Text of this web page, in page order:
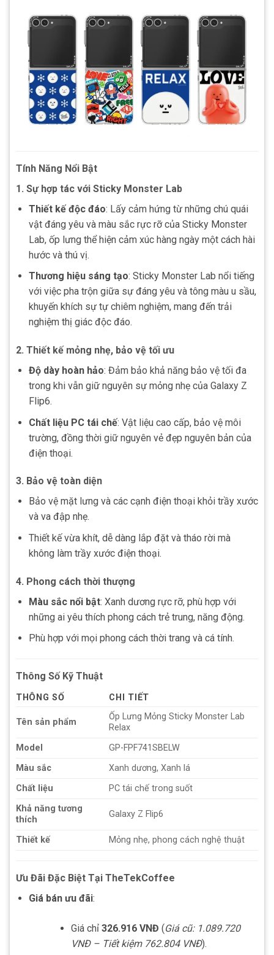
Tính Năng Nổi Bật
1. Sự hợp tác với Sticky Monster Lab
Thiết kế độc đáo: Lấy cảm hứng từ những chú quái
vật đáng yêu và màu sắc rực rỡ của Sticky Monster
Lab, ốp lưng thể hiện cảm xúc hàng ngày một cách hài
hước và thú vị.
Thương hiệu sáng tạo: Sticky Monster Lab nổi tiếng
với việc pha trộn giữa sự đáng yêu và tông màu u sầu,
khuyến khích sự tự chiêm nghiệm, mang đến trải
nghiệm thị giác độc đáo.
2. Thiết kế mỏng nhẹ, bảo vệ tối ưu
Độ dày hoàn hảo: Đảm bảo khả năng bảo vệ tối đa
trong khi vẫn giữ nguyên sự mỏng nhẹ của Galaxy Z
Flip6.
Chất liệu PC tái chế: Vật liệu cao cấp, bảo vệ môi
trường, đồng thời giữ nguyên vẻ đẹp nguyên bản của
điện thoại.
3. Bảo vệ toàn diện
Bảo vệ mặt lưng và các cạnh điện thoại khỏi trầy xước
và va đập nhẹ.
Thiết kế vừa khít, dễ dàng lắp đặt và tháo rời mà
không làm trầy xước điện thoại.
4. Phong cách thời thượng
Màu sắc nổi bật: Xanh dương rực rỡ, phù hợp với
những ai yêu thích phong cách trẻ trung, năng động.
Phù hợp với mọi phong cách thời trang và cá tính.
Thông Số Kỹ Thuật
THÔNG SỐ CHI TIẾT
Tên sản phẩm
Ốp Lưng Mỏng Sticky Monster Lab
Relax
Model
GP-FPF741SBELW
Màu sắc
Xanh dương, Xanh lá
Chất liệu
PC tái chế trong suốt
Khả năng tương
thích
Galaxy Z Flip6
Thiết kế Mỏng nhẹ, phong cách nghệ thuật
Ưu Đãi Đặc Biệt Tại TheTekCoffee
Giá bán ưu đãi:
Giá chỉ 326.916 VNĐ (Giá cũ: 1.089.720
VNĐ – Tiết kiệm 762.804 VNĐ).